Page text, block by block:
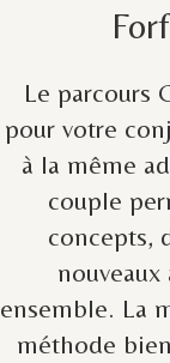
Le parcours
pour votre
à la même
couple
concepts,
ensemble. La
méthode